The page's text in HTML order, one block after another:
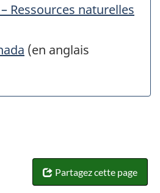
Ressources naturelles
(en anglais
Partagez cette page